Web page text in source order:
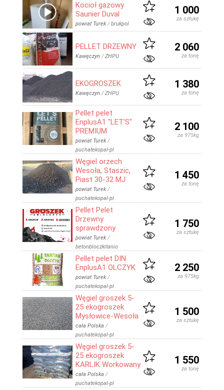
Kocioł gazowy
Saunier Duval
powiat Turek/brukpol
1 000
za sztukę
PELLET DRZEWNY
Kawęczyn /ZHPU
2 060
za tonę
EKOGROSZEK
Kawęczyn /ZHPU
1 380
za tonę
Pellet pelet
EnplusA1 "LET'S"
PREMIUM
powiat Turek/
puchatekopal-pl
2 100
za 975kg
Węgiel orzech
Wesoła, Staszic,
Piast 30-32 MJ
powiat Turek/
puchatekopal-pl
1 450
za tonę
Pellet Pelet
Drzewny
sprawdzony
powiat Turek/
betonbloczkitanio
1 750
za sztukę
Pellet pelet DIN
EnplusA1 OLCZYK
powiat Turek/
puchatekopal-pl
2 250
za 975kg
Węgiel groszek 5-
25 ekogroszek
Mysłowice-Wesoła
cała Polska /
puchatekopal-pl
1 500
za sztukę
Węgiel groszek 5-
25 ekogroszek
KARLIK Workowany
cała Polska /
puchatekopal-pl
1 550
za tonę